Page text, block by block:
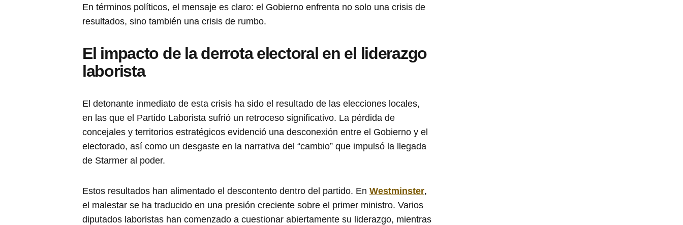
En términos políticos, el mensaje es claro: el Gobierno enfrenta no solo una crisis de
resultados, sino también una crisis de rumbo.
El impacto de la derrota electoral en el liderazgo
laborista
El detonante inmediato de esta crisis ha sido el resultado de las elecciones locales,
en las que el Partido Laborista sufrió un retroceso significativo. La pérdida de
concejales y territorios estratégicos evidenció una desconexión entre el Gobierno y el
electorado, así como un desgaste en la narrativa del “cambio” que impulsó la llegada
de Starmer al poder.
Estos resultados han alimentado el descontento dentro del partido. En Westminster,
el malestar se ha traducido en una presión creciente sobre el primer ministro. Varios
diputados laboristas han comenzado a cuestionar abiertamente su liderazgo, mientras